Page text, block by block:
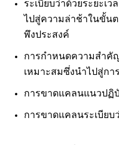
ระเบียบว่าด้วยระยะเ
ไปสู่ความล่าช้าในขั้น
พึงประสงค์
การกำหนดความสำคั
เหมาะสมซึ่งนำไปสู่ก
การขาดแคลนแนวปฏิ
การขาดแคลนระเบียบ